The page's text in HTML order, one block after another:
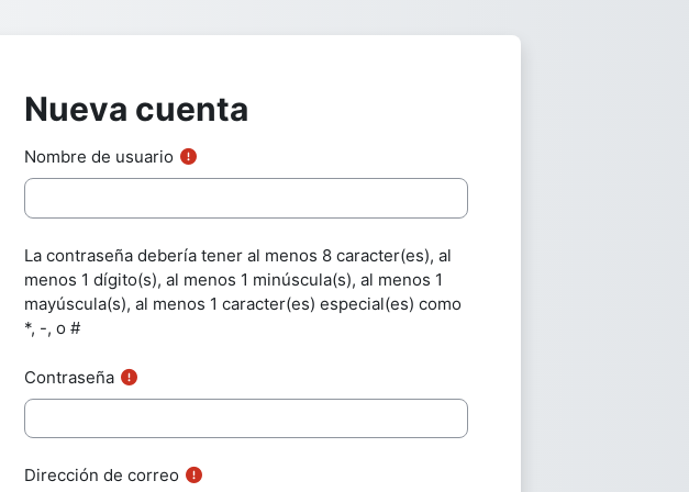
Nueva cuenta
Nombre de usuario
La contraseña debería tener al menos 8 caracter(es), al
menos 1 dígito(s), al menos 1 minúscula(s), al menos 1
mayúscula(s), al menos 1 caracter(es) especial(es) como
*, -, o #
Contraseña
Dirección de correo